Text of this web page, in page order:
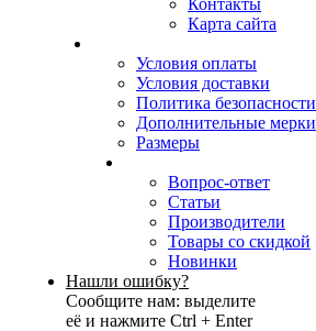
Карта сайта
Условия оплаты
Условия доставки
Политика безопасности
Дополнительные мерки
Размеры
Вопрос-ответ
Статьи
Производители
Товары со скидкой
Новинки
Нашли ошибку?
Сообщите нам: выделите
её и нажмите Ctrl + Enter